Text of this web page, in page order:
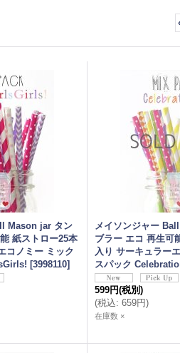
Mason jar タン
紙ストロー25本
コノミー ミック
[3998110]
メイソンジャー
ブラー エコ 再生可
入り サーキュラー
スパック
599円(税別)
(税込: 659円)
在庫数 ×